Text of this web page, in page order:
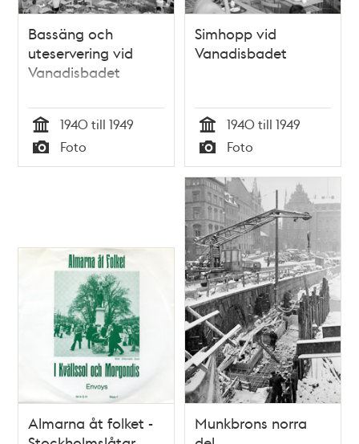
Bassäng och
uteservering vid
Vanadisbadet
Tid
1940 till 1949
Typ
Foto
Simhopp vid
Vanadisbadet
Tid
1940 till 1949
Typ
Foto
Almarna åt folket -
Munkbrons norra